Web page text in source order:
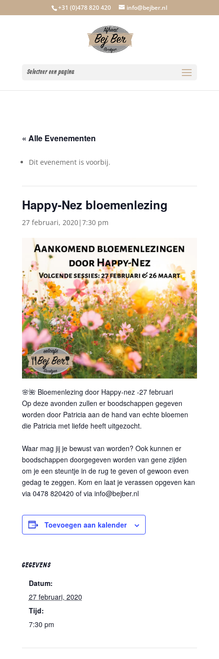
+31 (0)478 820 420 info@bejber.nl
Selecteer een pagina
« Alle Evenementen
Dit evenement is voorbij.
Happy-Nez bloemenlezing
27 februari, 2020|7:30 pm
🌸🌺Bloemenlezing door Happy-nez-27 februari
Op deze avonden zullen er boodschappen gegeven
worden door Patricia aan de hand van echte bloemen
die Patricia met liefde heeft uitgezocht.
Waar mag jij je bewust van worden? Ook kunnen er
boodschappen doorgegeven worden van gene zijden
om je een steuntje in de rug te geven of gewoon even
gedag te zeggen. Kom en laat je verassen opgeven kan
via 0478 820420 of via info@bejber.nl
Toevoegen aan kalender
GEGEVENS
Datum:
27 februari, 2020
Tijd:
7:30 pm